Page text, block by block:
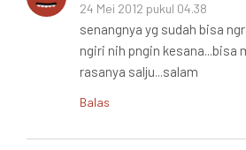
24 Mei 2012 pukul 04.38
senangnya yg sudah bisa
ngiri nih pngin kesana...bisa
rasanya salju...salam
Balas